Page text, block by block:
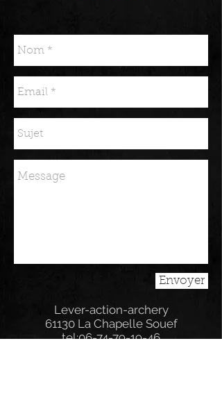
Envoyer
Lever-action-archery
61130 La Chapelle Souef
tel:06-74-79-19-46